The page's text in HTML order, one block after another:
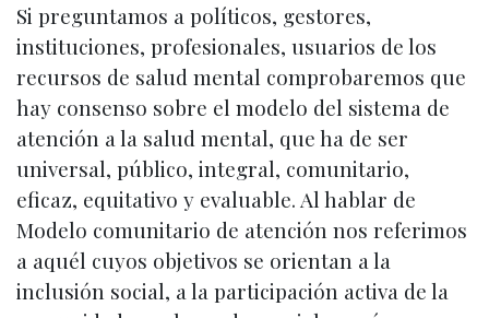
Si preguntamos a políticos, gestores,
instituciones, profesionales, usuarios de los
recursos de salud mental comprobaremos que
hay consenso sobre el modelo del sistema de
atención a la salud mental, que ha de ser
universal, público, integral, comunitario,
eficaz, equitativo y evaluable. Al hablar de
Modelo comunitario de atención nos referimos
a aquél cuyos objetivos se orientan a la
inclusión social, a la participación activa de la